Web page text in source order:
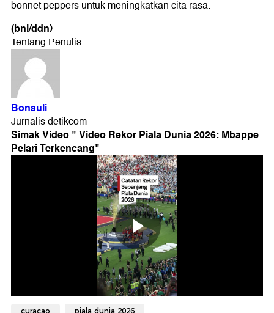
bonnet peppers untuk meningkatkan cita rasa.
(bnl/ddn)
Simak Video "Video Rekor Piala Dunia 2026: Mbappe
Pelari Terkencang"
curacao piala dunia 2026